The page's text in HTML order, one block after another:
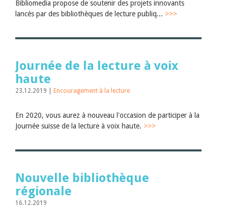
Bibliomedia propose de soutenir des projets innovants
lancés par des bibliothèques de lecture publiq... >>>
Journée de la lecture à voix
haute
23.12.2019 | Encouragement à la lecture
En 2020, vous aurez à nouveau l'occasion de participer à la
Journée suisse de la lecture à voix haute. >>>
Nouvelle bibliothèque
régionale
16.12.2019